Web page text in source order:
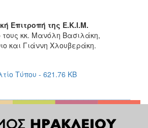
Επιτροπή της Ε.Κ.Ι.Μ.
κκ. Μανόλη Βασιλάκη,
και Γιάννη Χλουβεράκη.
Τύπου - 621.76 KB